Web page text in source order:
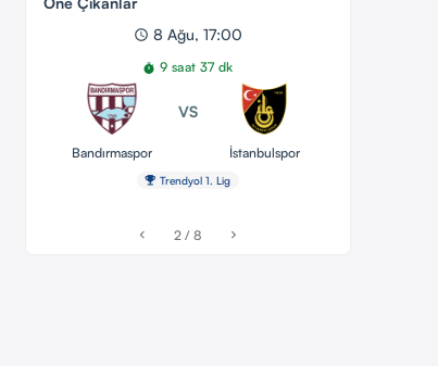
schedule 8 Ağu, 17:00
timer 9 saat 37 dk
Bandırmaspor
VS
İstanbulspor
emoji_events Trendyol 1. Lig
chevron_left 2 / 8 chevron_right